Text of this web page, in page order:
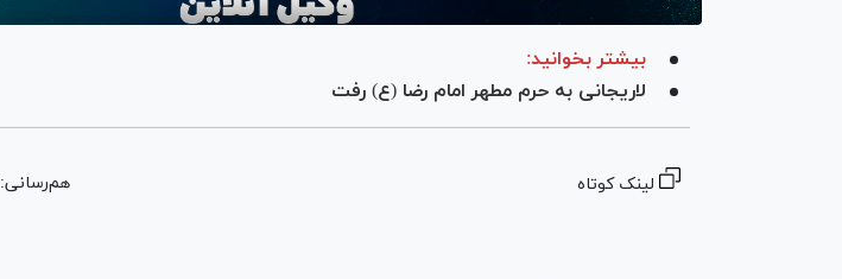
بیشتر بخوانید:
لاریجانی به حرم مطهر امام رضا (ع) رفت
لینک کوتاه هم‌رسانی: